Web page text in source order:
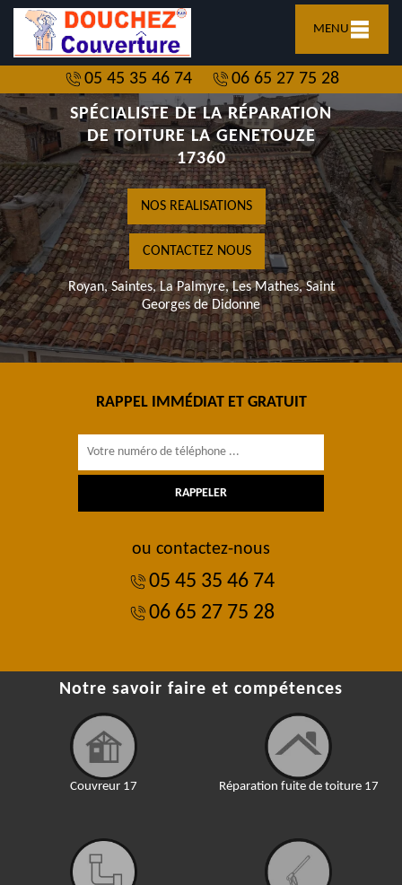
MENU
05 45 35 46 74
06 65 27 75 28
SPÉCIALISTE DE LA RÉPARATION
DE TOITURE LA GENETOUZE
17360
NOS REALISATIONS
CONTACTEZ NOUS
Royan, Saintes, La Palmyre, Les Mathes, Saint
Georges de Didonne
RAPPEL IMMÉDIAT ET GRATUIT
ou contactez-nous
05 45 35 46 74
06 65 27 75 28
Notre savoir faire et compétences
Couvreur 17 Réparation fuite de toiture 17